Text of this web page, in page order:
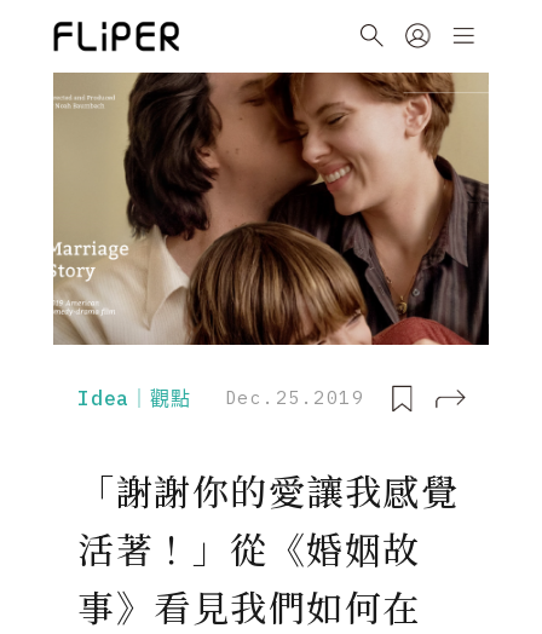
Idea｜觀點 Dec.25.2019
「謝謝你的愛讓我感覺
活著！」從《婚姻故
事》看見我們如何在